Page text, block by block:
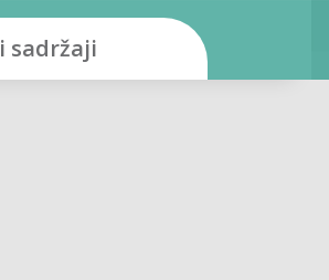
sadržaji